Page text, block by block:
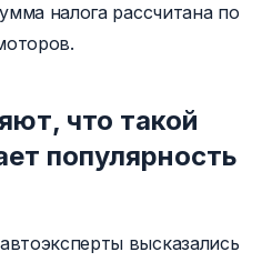
налога рассчитана по
что такой
популярность
высказались